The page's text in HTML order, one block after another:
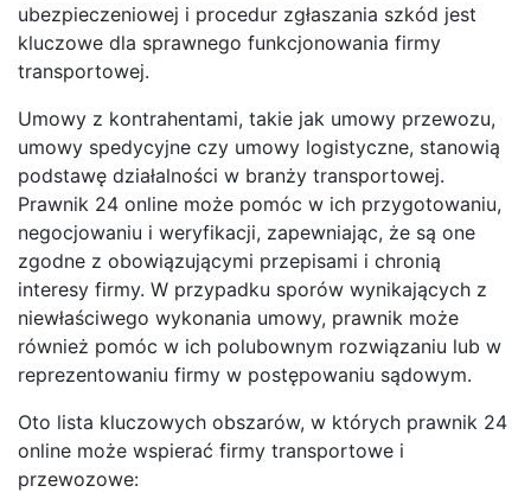
ubezpieczeniowej i procedur zgłaszania szkód jest
kluczowe dla sprawnego funkcjonowania firmy
transportowej.
Umowy z kontrahentami, takie jak umowy przewozu,
umowy spedycyjne czy umowy logistyczne, stanowią
podstawę działalności w branży transportowej.
Prawnik 24 online może pomóc w ich przygotowaniu,
negocjowaniu i weryfikacji, zapewniając, że są one
zgodne z obowiązującymi przepisami i chronią
interesy firmy. W przypadku sporów wynikających z
niewłaściwego wykonania umowy, prawnik może
również pomóc w ich polubownym rozwiązaniu lub w
reprezentowaniu firmy w postępowaniu sądowym.
Oto lista kluczowych obszarów, w których prawnik 24
online może wspierać firmy transportowe i
przewozowe: